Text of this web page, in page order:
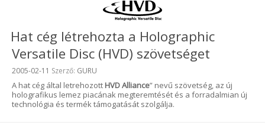
Hat cég létrehozta a Holographic
Versatile Disc (HVD) szövetséget
Beküldve:
2005-02-11 Szerző: GURU
A hat cég által letrehozott HVD Alliance” nevű szövetség, az új
holografikus lemez piacának megteremtését és a forradalmian új
technológia és termék támogatását szolgálja.